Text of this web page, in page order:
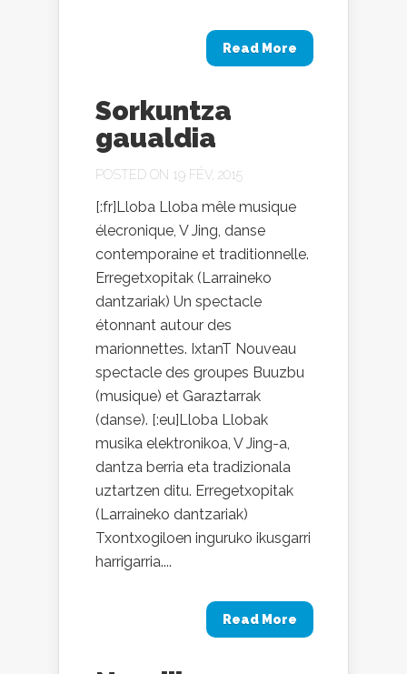
Read More
Sorkuntza
gaualdia
POSTED ON 19 FÉV, 2015
[:fr]Lloba Lloba mêle musique
élecronique, V Jing, danse
contemporaine et traditionnelle.
Erregetxopitak (Larraineko
dantzariak) Un spectacle
étonnant autour des
marionnettes. IxtanT Nouveau
spectacle des groupes Buuzbu
(musique) et Garaztarrak
(danse). [:eu]Lloba Llobak
musika elektronikoa, V Jing-a,
dantza berria eta tradizionala
uztartzen ditu. Erregetxopitak
(Larraineko dantzariak)
Txontxogiloen inguruko ikusgarri
harrigarria....
Read More